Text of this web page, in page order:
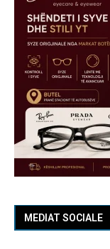
MEDIAT SOCIALE